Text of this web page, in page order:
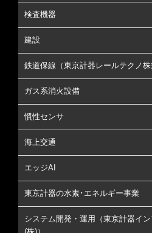
検査機器
建設
鉄道保線（東京計器レールテクノ株
ガス系消火設備
慣性センサ
海上交通
エッジAI
東京計器の水素･エネルギー事業
システム開発・運用（東京計器イ